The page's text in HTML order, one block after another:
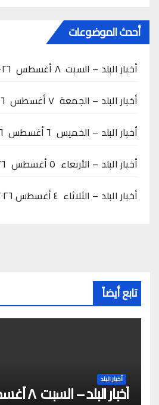
أحدث الموضوعات
أخبار البلد – السبت ٨ أغسطس ٢٠٢٦م
أخبار البلد – الجمعة ٧ أغسطس ٢٠٢٦م
أخبار البلد – الخميس ٦ أغسطس ٢٠٢٦م
أخبار البلد – الأربعاء ٥ أغسطس ٢٠٢٦م
أخبار البلد – الثلاثاء ٤ أغسطس ٢٠٢٦م
تابع أيضاً
أخبار البلد
أخبار البلد – السبت ٨ أغسطس ٢٠٢٦م